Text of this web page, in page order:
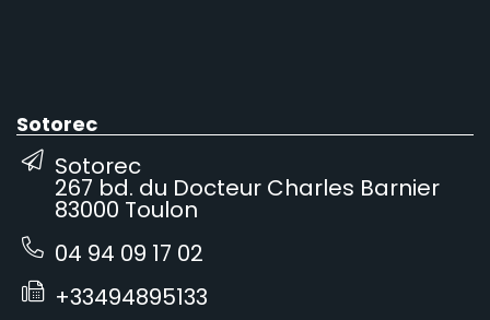
Sotorec
Sotorec
267 bd. du Docteur Charles Barnier
83000 Toulon
04 94 09 17 02
+33494895133